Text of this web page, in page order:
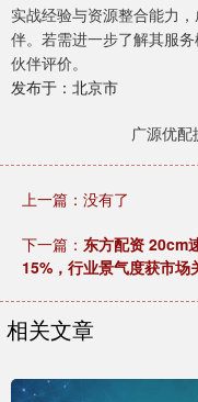
实战经验与资源整合能力
伴。若需进一步了解其服
伙伴评价。
发布于：北京市
广源优配
上一篇：没有了
下一篇： 东方配资 20cm
15%，行业景气度获市场
相关文章